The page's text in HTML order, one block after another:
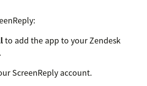
to add the app to your Zendesk
ScreenReply account.